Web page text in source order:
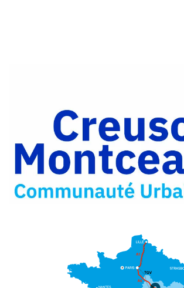
Facebook
Partager
Twitter
Partager
par
e-
mail